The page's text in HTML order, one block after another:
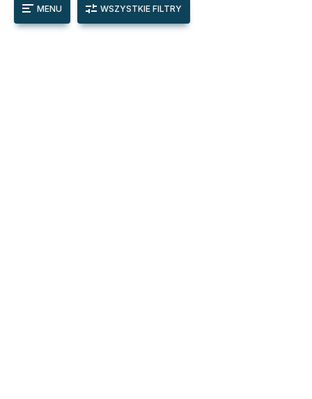
MENU WSZYSTKIE FILTRY